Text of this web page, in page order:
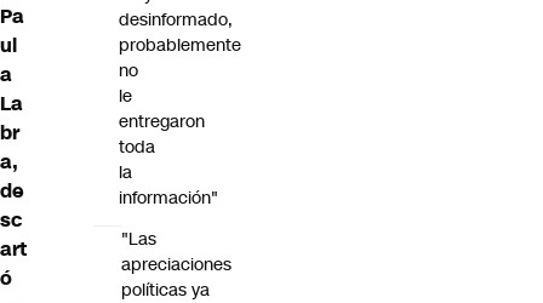
Pa
ul
a
La
br
a,
de
sc
art
ó
desinformado,
probablemente
no
le
entregaron
toda
la
información"
"Las
apreciaciones
políticas ya